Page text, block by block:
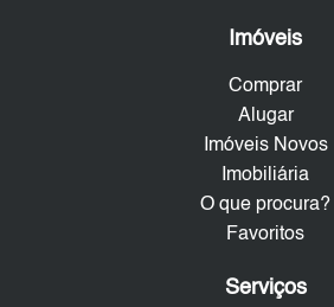
Imóveis
Comprar
Alugar
Imóveis Novos
Imobiliária
O que procura?
Favoritos
Serviços